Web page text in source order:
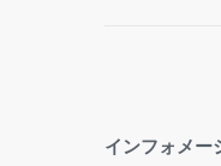
インフォメー